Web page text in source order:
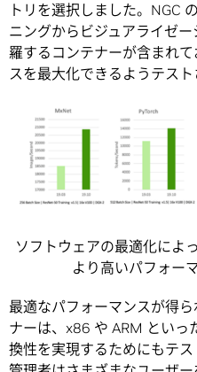
トリを選択しました。NGC
ニングからビジュアライゼ
羅するコンテナーが含まれ
スを最大化できるようテスト
ソフトウェアの最適化によ
より高いパフォー
最適なパフォーマンスが得
ナーは、x86 や ARM といっ
換性を実現するためにもテ